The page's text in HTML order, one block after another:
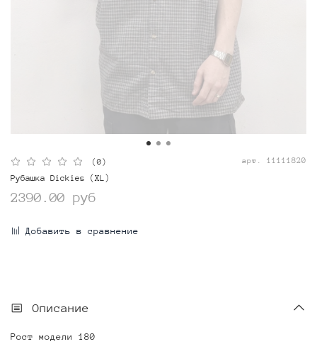
(0) арт. 11111820
Рубашка Dickies (XL)
2390.00 руб
Добавить в сравнение
Описание
Рост модели 180